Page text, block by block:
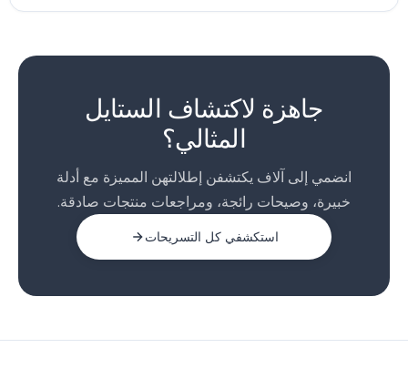
جاهزة لاكتشاف الستايل
المثالي؟
انضمي إلى آلاف يكتشفن إطلالتهن المميزة مع أدلة
خبيرة، وصيحات رائجة، ومراجعات منتجات صادقة.
استكشفي كل التسريحات